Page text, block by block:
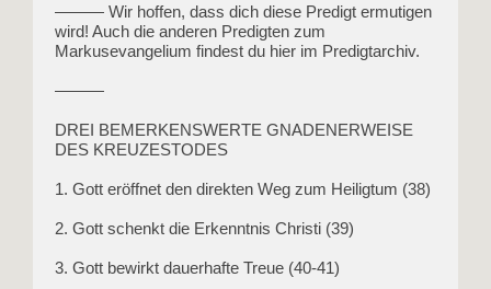
——— Wir hoffen, dass dich diese Predigt ermutigen
wird! Auch die anderen Predigten zum
Markusevangelium findest du hier im Predigtarchiv.
———
DREI BEMERKENSWERTE GNADENERWEISE
DES KREUZESTODES
1. Gott eröffnet den direkten Weg zum Heiligtum (38)
2. Gott schenkt die Erkenntnis Christi (39)
3. Gott bewirkt dauerhafte Treue (40-41)